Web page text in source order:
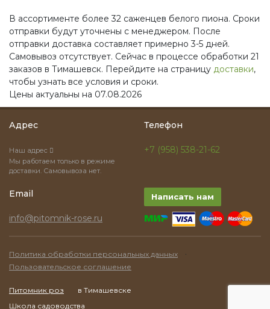
В ассортименте более 32 саженцев белого пиона. Сроки
отправки будут уточнены с менеджером. После
отправки доставка составляет примерно 3-5 дней.
Самовывоз отсутствует. Сейчас в процессе обработки 21
заказов в Тимашевск. Перейдите на страницу доставки,
чтобы узнать все условия и сроки.
Цены актуальны на 07.08.2026
Адрес
Наш адрес
Мы работаем только в режиме
доставки. Самовывоза нет.
Телефон
+7 (958) 538-21-62
Email
info@pitomnik-rose.ru
Написать нам
Политика обработки персональных данных ·
Пользовательское соглашение
Питомник роз
в Тимашевске
Школа садоводства